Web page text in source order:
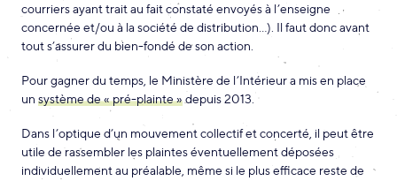
courriers ayant trait au fait constaté envoyés à l’enseigne
concernée et/ou à la société de distribution…). Il faut donc avant
tout s’assurer du bien-fondé de son action.
Pour gagner du temps, le Ministère de l’Intérieur a mis en place
un système de « pré-plainte »depuis 2013.
Dans l’optique d’un mouvement collectif et concerté, il peut être
utile de rassembler les plaintes éventuellement déposées
individuellement au préalable, même si le plus efficace reste de